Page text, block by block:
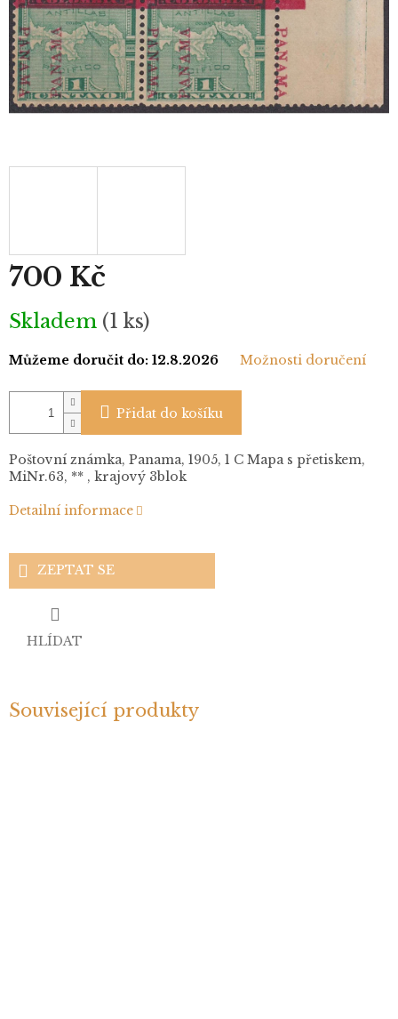
700 Kč
Měrná
cena:
Skladem (1 ks)
Můžeme doručit do: 12.8.2026 Možnosti doručení
Přidat do košíku
Poštovní známka, Panama, 1905, 1 C Mapa s přetiskem,
MiNr.63, ** , krajový 3blok
Detailní informace
ZEPTAT SE
HLÍDAT
Související produkty